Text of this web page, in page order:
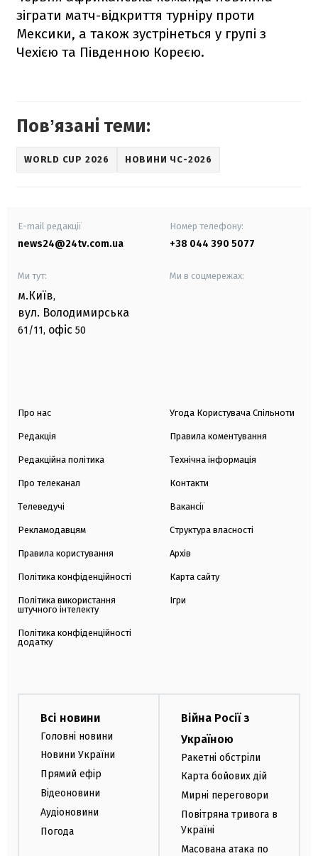
зіграти матч-відкриття турніру проти
Мексики, а також зустрінеться у групі з
Чехією та Південною Кореєю.
Повʼязані теми:
WORLD CUP 2026 НОВИНИ ЧС-2026
E-mail редакції
news24@24tv.com.ua
Номер телефону:
+38 044 390 5077
Ми тут:
м.Київ,
вул. Володимирська
61/11, офіс 50
Ми в соцмережах:
Про нас
Редакція
Редакційна політика
Про телеканал
Телеведучі
Рекламодавцям
Правила користування
Політика конфіденційності
Політика використання
штучного інтелекту
Політика конфіденційності
додатку
Угода Користувача Спільноти
Правила коментування
Технічна інформація
Контакти
Вакансії
Структура власності
Архів
Карта сайту
Ігри
Всі новини
Головні новини
Новини України
Прямий ефір
Відеоновини
Аудіоновини
Погода
Війна Росії з
Україною
Ракетні обстріли
Карта бойових дій
Мирні переговори
Повітряна тривога в
Україні
Масована атака по